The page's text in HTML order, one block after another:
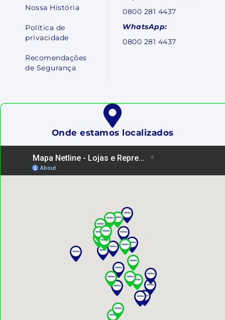
Nossa História
Política de
privacidade
Recomendações
de Segurança
0800 281 4437
WhatsApp:
0800 281 4437
Onde estamos localizados